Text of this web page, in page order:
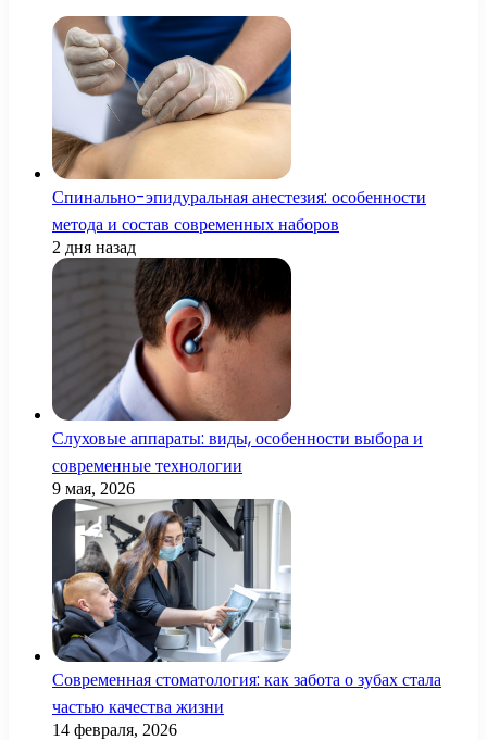
Спинально-эпидуральная анестезия: особенности
метода и состав современных наборов
2 дня назад
Слуховые аппараты: виды, особенности выбора и
современные технологии
9 мая, 2026
Современная стоматология: как забота о зубах стала
частью качества жизни
14 февраля, 2026